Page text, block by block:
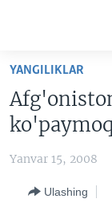
Boshiga
qayting
Qidiruvga
o'ting
AMERIKA
VATANDOSHLAR
YANGILIKLAR
Yanvar 15, 2008
Ulashing